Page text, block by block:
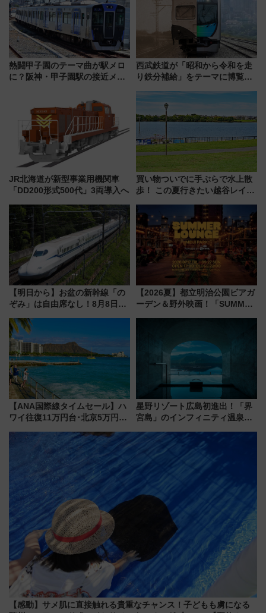
熱闘甲子園のテーマ曲が駅メロ
に？阪神・甲子園駅の接近メロ
谷実アレンジの特別仕様へ、8月
5日始発から
西武鉄道が「昭和から令和を走
り鉄分補給」をテーマに博覧会
14日から 新車両「トキイロ」体
験ブースも アクセスや申込方法
を解説
JR北海道が新型事業用機関車
「DD200形式500代」3両導入へ
買い物ついでに手ぶらで水上散
歩！ この夏行きたい越谷レイク
ア「LAKESIDE PARK」（埼玉
県越谷市）
【明日から】お盆の新幹線「の
ぞみ」は自由席なし！8月8日午
せば空きが見つかることも 混
雑避ける「空席」探しのコツ
【2026夏】都立明治公園ビアガ
ーデン＆野外映画！「SUMMER
【ANA国際線タイムセール】ハ
ワイ往復11万円台･北京5万円台
来春のGW旅行まで狙える激ア
ツ路線まとめ（8/10まで）
星野リゾート広島初進出！「界
宮島」のインフィニティ温泉と
宿泊料金・アクセスは？（2026
年7月23日開業）
【感動】サメ肌に直接触れる貴重なチャンス！子どもも虜になる